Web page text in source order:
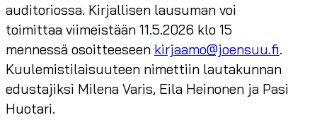
auditoriossa. Kirjallisen lausuman voi
toimittaa viimeistään 11.5.2026 klo 15
mennessä osoitteeseen kirjaamo@joensuu.fi.
Kuulemistilaisuuteen nimettiin lautakunnan
edustajiksi Milena Varis, Eila Heinonen ja Pasi
Huotari.